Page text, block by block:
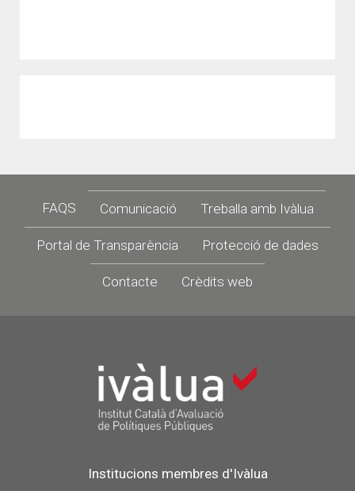
Footer
FAQS Comunicació Treballa amb Ivàlua
Portal de Transparència Protecció de dades
Contacte Crèdits web
Institucions membres d'Ivàlua